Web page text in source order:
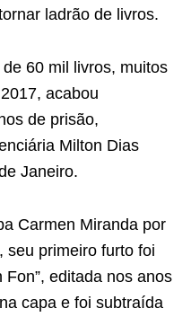
ladrão de livros.
60 mil livros, muitos
acabou
de prisão,
Milton Dias
Janeiro.
Carmen Miranda por
seu primeiro furto foi
Fon”, editada nos anos
capa e foi subtraída